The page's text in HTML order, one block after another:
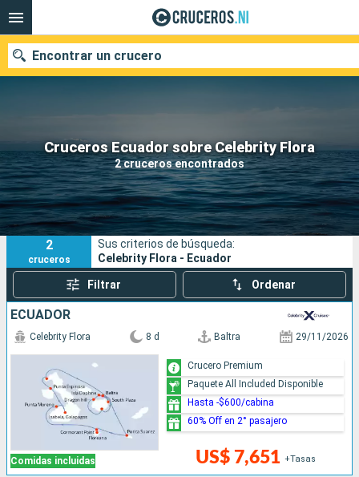
Cruceros Ecuador sobre Celebrity Flora
2 cruceros encontrados
Encontrar un crucero
Nuestros destinos
Fecha de salida
Puertos Compañías
Buscar
2
cruceros
Sus criterios de búsqueda:
Celebrity Flora - Ecuador
Filtrar Ordenar
ECUADOR
Comidas incluidas
Celebrity Flora 8 d Baltra 29/11/2026
US$ 7,651 +Tasas
Crucero Premium
Paquete All Included Disponible
Hasta -$600/cabina
60% Off en 2° pasajero